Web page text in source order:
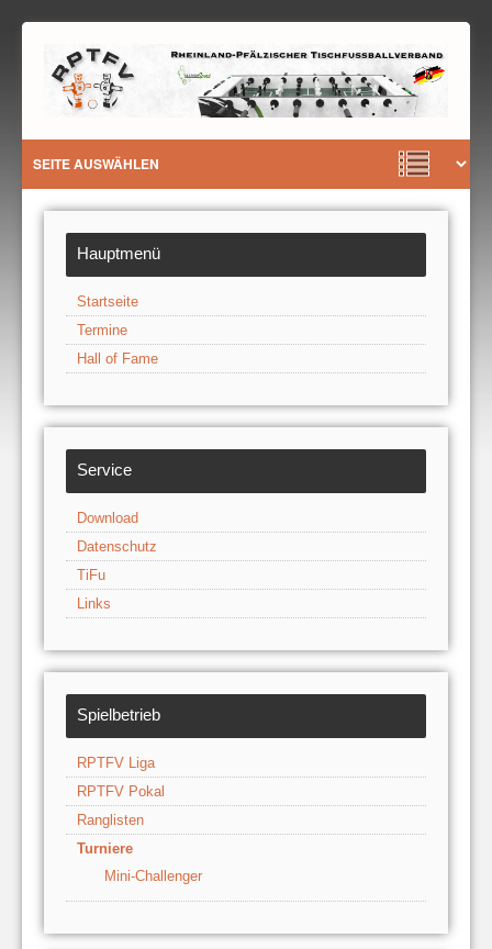
Hauptmenü
Startseite
Termine
Hall of Fame
Service
Download
Datenschutz
TiFu
Links
Spielbetrieb
RPTFV Liga
RPTFV Pokal
Ranglisten
Turniere
Mini-Challenger